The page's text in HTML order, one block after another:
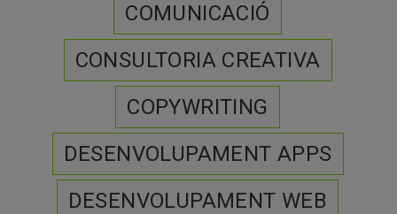
COMUNICACIÓ
CONSULTORIA CREATIVA
COPYWRITING
DESENVOLUPAMENT APPS
DESENVOLUPAMENT WEB